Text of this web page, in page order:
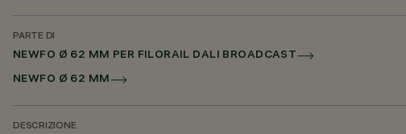
PARTE DI
NEWFO Ø 62 MM PER FILORAIL DALI BROADCAST
NEWFO Ø 62 MM
DESCRIZIONE